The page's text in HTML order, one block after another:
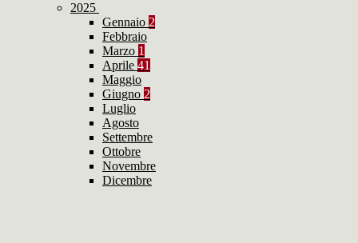
2025
Gennaio 2
Febbraio
Marzo 1
Aprile 41
Maggio
Giugno 2
Luglio
Agosto
Settembre
Ottobre
Novembre
Dicembre